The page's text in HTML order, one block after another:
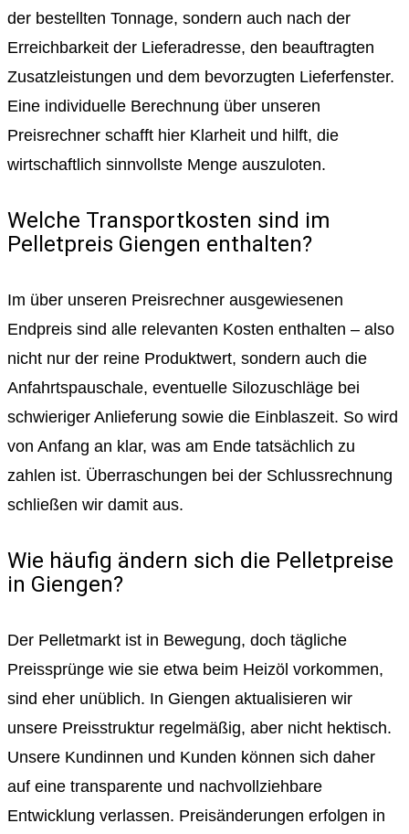
der bestellten Tonnage, sondern auch nach der
Erreichbarkeit der Lieferadresse, den beauftragten
Zusatzleistungen und dem bevorzugten Lieferfenster.
Eine individuelle Berechnung über unseren
Preisrechner schafft hier Klarheit und hilft, die
wirtschaftlich sinnvollste Menge auszuloten.
Welche Transportkosten sind im
Pelletpreis Giengen enthalten?
Im über unseren Preisrechner ausgewiesenen
Endpreis sind alle relevanten Kosten enthalten – also
nicht nur der reine Produktwert, sondern auch die
Anfahrtspauschale, eventuelle Silozuschläge bei
schwieriger Anlieferung sowie die Einblaszeit. So wird
von Anfang an klar, was am Ende tatsächlich zu
zahlen ist. Überraschungen bei der Schlussrechnung
schließen wir damit aus.
Wie häufig ändern sich die Pelletpreise
in Giengen?
Der Pelletmarkt ist in Bewegung, doch tägliche
Preissprünge wie sie etwa beim Heizöl vorkommen,
sind eher unüblich. In Giengen aktualisieren wir
unsere Preisstruktur regelmäßig, aber nicht hektisch.
Unsere Kundinnen und Kunden können sich daher
auf eine transparente und nachvollziehbare
Entwicklung verlassen. Preisänderungen erfolgen in